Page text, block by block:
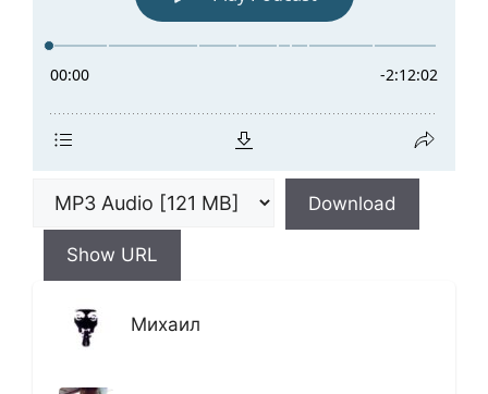
Download
Show URL
Михаил